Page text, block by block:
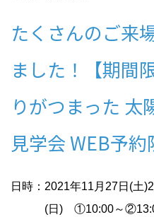
たくさんのご来
ました！【期間
りがつまった 太
見学会 WEB予約
日時：2021年11月27日(土
(日) ①10:00～